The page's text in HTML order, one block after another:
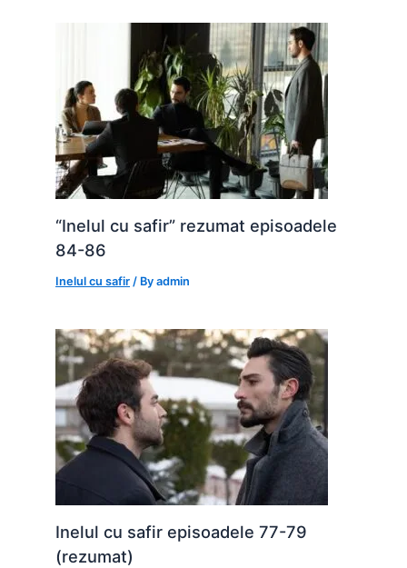
“Inelul cu safir” rezumat episoadele
84-86
Inelul cu safir / Byadmin
Inelul cu safir episoadele 77-79
(rezumat)